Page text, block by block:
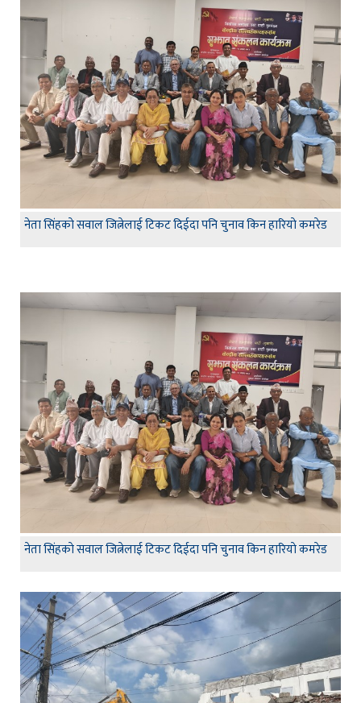
नेता सिंहकाे सवाल जित्नेलाई टिकट दिईदा पनि चुनाव किन हारियाे कमरेड
नेता सिंहकाे सवाल जित्नेलाई टिकट दिईदा पनि चुनाव किन हारियाे कमरेड